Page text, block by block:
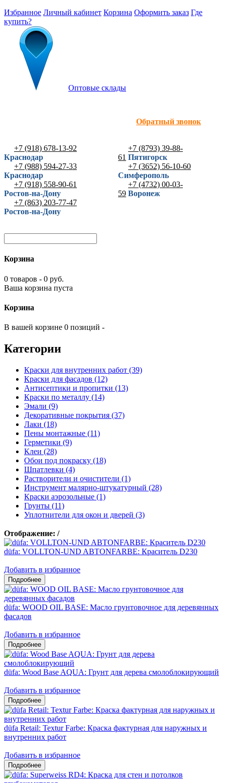
Избранное Личный кабинет Корзина Оформить заказ Где
купить?
Оптовые склады
Обратный звонок
+7 (918) 678-13-92
Краснодар
+7 (988) 594-27-33
Краснодар
+7 (918) 558-90-61
Ростов-на-Дону
+7 (863) 203-77-47
Ростов-на-Дону
+7 (8793) 39-88-
61 Пятигорск
+7 (3652) 56-10-60
Симферополь
+7 (4732) 00-03-
59 Воронеж
Корзина
0 товаров - 0 руб.
Ваша корзина пуста
Корзина
В вашей корзине 0 позиций -
Категории
Краски для внутренних работ (39)
Краски для фасадов (12)
Антисептики и пропитки (13)
Краски по металлу (14)
Эмали (9)
Декоративные покрытия (37)
Лаки (18)
Пены монтажные (11)
Герметики (9)
Клеи (28)
Обои под покраску (18)
Шпатлевки (4)
Растворители и очистители (1)
Инструмент малярно-штукатурный (28)
Краски аэрозольные (1)
Грунты (11)
Уплотнители для окон и дверей (3)
Отображение: /
düfa: VOLLTON-UND ABTONFARBE: Краситель D230
Добавить в избранное
düfa: WOOD OIL BASE: Масло грунтовочное для деревянных
фасадов
Добавить в избранное
düfa: Wood Base AQUA: Грунт для дерева смолоблокирующий
Добавить в избранное
düfa Retail: Textur Farbe: Краска фактурная для наружных и
внутренних работ
Добавить в избранное